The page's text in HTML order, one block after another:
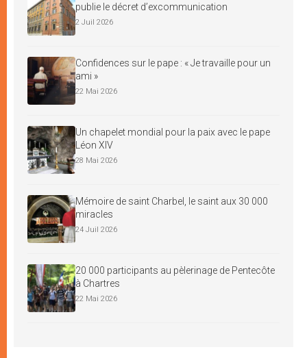
publie le décret d’excommunication
2 Juil 2026
Confidences sur le pape : « Je travaille pour un
ami »
22 Mai 2026
Un chapelet mondial pour la paix avec le pape
Léon XIV
28 Mai 2026
Mémoire de saint Charbel, le saint aux 30 000
miracles
24 Juil 2026
20 000 participants au pèlerinage de Pentecôte
à Chartres
22 Mai 2026